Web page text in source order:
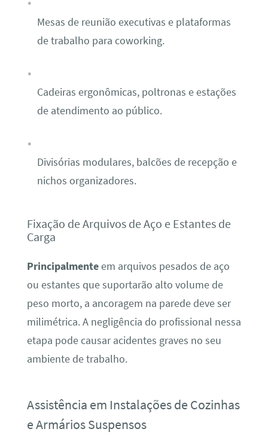
Mesas de reunião executivas e plataformas
de trabalho para coworking.
Cadeiras ergonômicas, poltronas e estações
de atendimento ao público.
Divisórias modulares, balcões de recepção e
nichos organizadores.
Fixação de Arquivos de Aço e Estantes de
Carga
Principalmenteem arquivos pesados de aço
ou estantes que suportarão alto volume de
peso morto, a ancoragem na parede deve ser
milimétrica. A negligência do profissional nessa
etapa pode causar acidentes graves no seu
ambiente de trabalho.
Assistência em Instalações de Cozinhas
e Armários Suspensos